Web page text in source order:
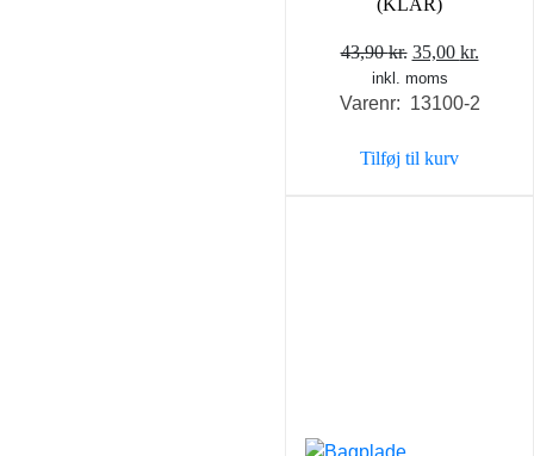
(KLAR)
43,90kr. Den
oprindelige
pris
43,90 kr..
35,00 kr.
pris
inkl. moms
Varenr: 13100-2
Tilføj til kurv